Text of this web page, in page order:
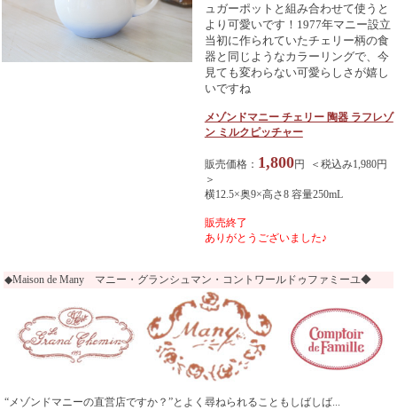
ュガーポットと組み合わせて使うと
より可愛いです！1977年マニー設立
当初に作られていたチェリー柄の食
器と同じようなカラーリングで、今
見ても変わらない可愛らしさが嬉し
いですね
メゾンドマニー チェリー 陶器 ラフレゾ
ン ミルクピッチャー
販売価格： 1,800円 ＜税込み1,980円
＞
横12.5×奥9×高さ8 容量250mL
販売終了
ありがとうございました♪
◆Maison de Many マニー・グランシュマン・コントワールドゥファミーユ◆
“メゾンドマニーの直営店ですか？”とよく尋ねられることもしばしば...